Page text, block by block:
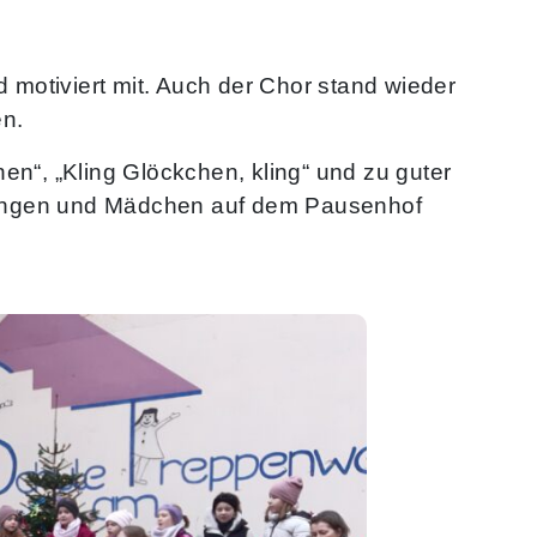
mit. Auch der Chor stand wieder
„Kling Glöckchen, kling“ und zu guter
und Mädchen auf dem Pausenhof